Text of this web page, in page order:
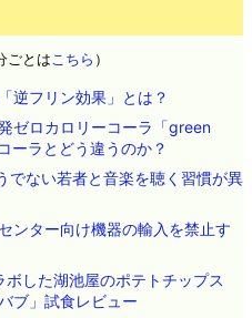
ごとは こちら ）
逆フリン効果」とは？
ゼロカロリーコーラ「green
ーラとどう違うのか？
でない若者と音楽を聴く習慣が異
ンター向け機器の輸入を禁止す
した湖池屋のポテトチップス
ブ」試食レビュー